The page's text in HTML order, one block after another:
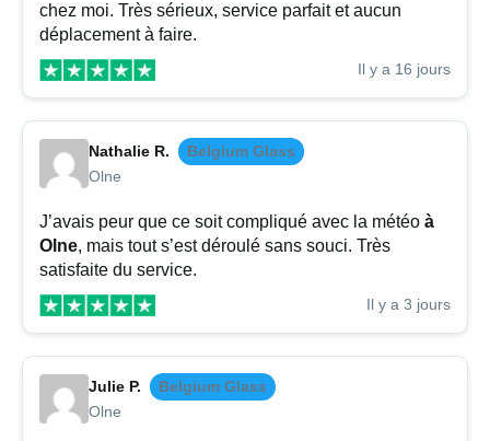
chez moi. Très sérieux, service parfait et aucun
déplacement à faire.
Il y a 16 jours
Nathalie R.
Belgium Glass
Olne
J’avais peur que ce soit compliqué avec la météo à
Olne, mais tout s’est déroulé sans souci. Très
satisfaite du service.
Il y a 3 jours
Julie P.
Belgium Glass
Olne